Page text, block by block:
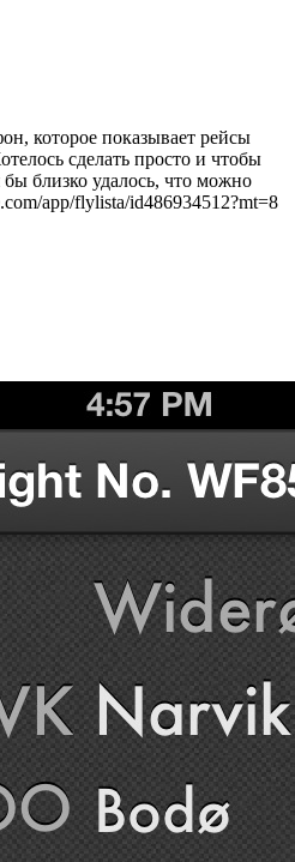
которое показывает рейсы
сделать просто и чтобы
бы близко удалось, что можно
app/flylista/id486934512?mt=8